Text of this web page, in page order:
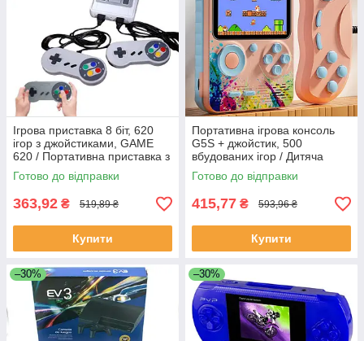
Ігрова приставка 8 біт, 620
ігор з джойстиками, GAME
620 / Портативна приставка з
джойстиками
Готово до відправки
363,92 ₴ 519,89 ₴
Купити
Портативна ігрова консоль
G5S + джойстик, 500
вбудованих ігор / Дитяча
ігрова приставка до
телевізора
Готово до відправки
415,77 ₴ 593,96 ₴
Купити
–30% –30%